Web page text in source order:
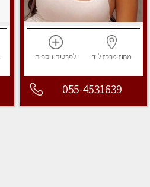
מחוז מרכזלוד לפרטים נוספים
055-4531639